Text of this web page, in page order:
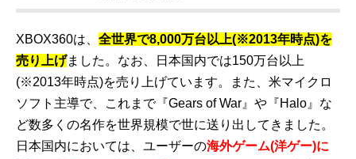
XBOX360は、 全世界で8,000万台以上(※2013年時点)を
売り上げました。なお、日本国内では150万台以上
(※2013年時点)を売り上げています。また、米マイクロ
ソフト主導で、これまで『Gears of War』や『Halo』な
ど数多くの名作を世界規模で世に送り出してきました。
日本国内においては、ユーザーの海外ゲーム(洋ゲー)に